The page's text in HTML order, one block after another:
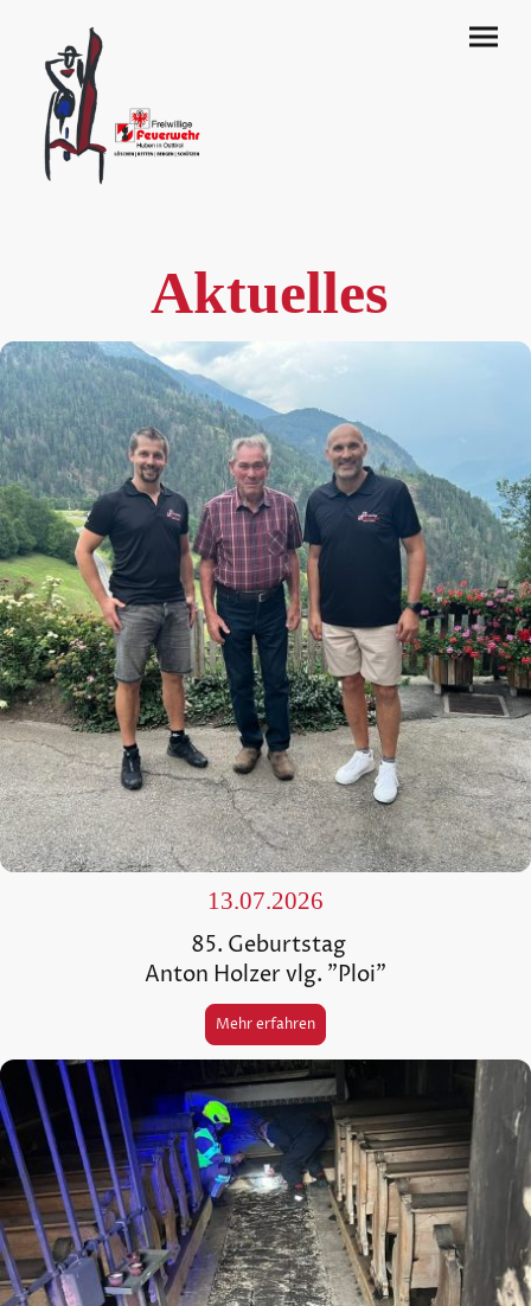
Aktuelles
13.07.2026
85. Geburtstag
Anton Holzer vlg. "Ploi"
Mehr erfahren